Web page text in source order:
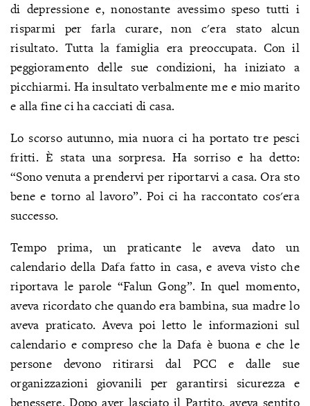
di depressione e, nonostante avessimo speso tutti i
risparmi per farla curare, non c'era stato alcun
risultato. Tutta la famiglia era preoccupata. Con il
peggioramento delle sue condizioni, ha iniziato a
picchiarmi. Ha insultato verbalmente me e mio marito
e alla fine ci ha cacciati di casa.
Lo scorso autunno, mia nuora ci ha portato tre pesci
fritti. È stata una sorpresa. Ha sorriso e ha detto:
“Sono venuta a prendervi per riportarvi a casa. Ora sto
bene e torno al lavoro”. Poi ci ha raccontato cos'era
successo.
Tempo prima, un praticante le aveva dato un
calendario della Dafa fatto in casa, e aveva visto che
riportava le parole “Falun Gong”. In quel momento,
aveva ricordato che quando era bambina, sua madre lo
aveva praticato. Aveva poi letto le informazioni sul
calendario e compreso che la Dafa è buona e che le
persone devono ritirarsi dal PCC e dalle sue
organizzazioni giovanili per garantirsi sicurezza e
benessere. Dopo aver lasciato il Partito, aveva sentito